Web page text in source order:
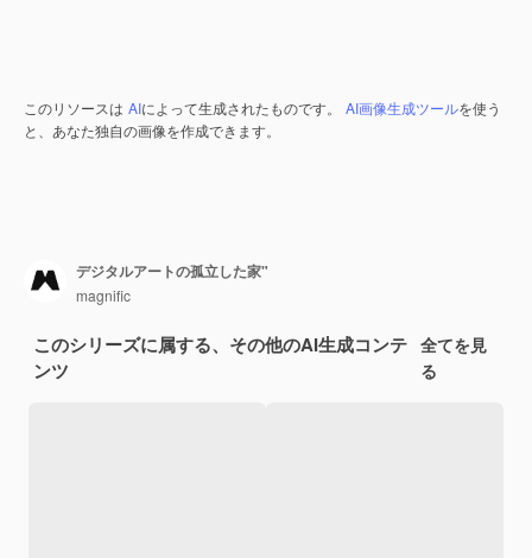
このリソースは AIによって生成されたものです。 AI画像生成ツールを使う
と、あなた独自の画像を作成できます。
デジタルアートの孤立した家"
magnific
このシリーズに属する、その他のAI生成コンテ
ンツ
全てを見
る